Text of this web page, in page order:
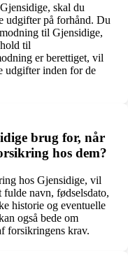
skal du
udgifter på forhånd. Du
til Gjensidige,
til
er berettiget, vil
udgifter inden for de
brug for, når
hos dem?
hos Gjensidige, vil
navn, fødselsdato,
historie og eventuelle
også bede om
forsikringens krav.